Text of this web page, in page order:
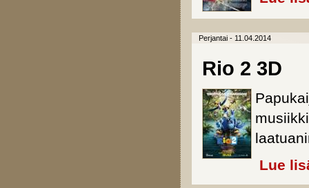
Perjantai - 11.04.2014
Rio 2 3D
Lue